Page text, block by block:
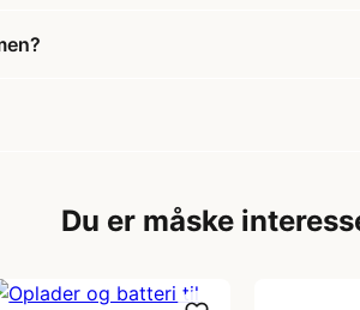
Du er måske